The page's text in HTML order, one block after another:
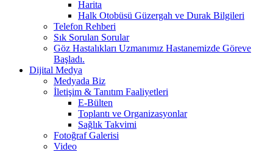
Harita
Halk Otobüsü Güzergah ve Durak Bilgileri
Telefon Rehberi
Sık Sorulan Sorular
Göz Hastalıkları Uzmanımız Hastanemizde Göreve
Başladı.
Dijital Medya
Medyada Biz
İletişim & Tanıtım Faaliyetleri
E-Bülten
Toplantı ve Organizasyonlar
Sağlık Takvimi
Fotoğraf Galerisi
Video